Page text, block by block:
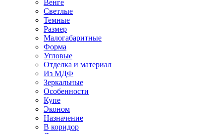
Венге
Светлые
Темные
Размер
Малогабаритные
Форма
Угловые
Отделка и материал
Из МДФ
Зеркальные
Особенности
Купе
Эконом
Назначение
В коридор